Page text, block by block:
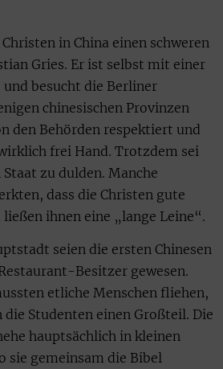
in China einen schweren
Gries. Er ist selbst mit einer
besucht die Berliner
chinesischen Provinzen
den Behörden respektiert und
frei Hand. Trotzdem sei
zu dulden. Manche
dass die Christen gute
ihnen eine „lange Leine“.
seien die ersten Chinesen
Besitzer gewesen.
etliche Menschen fliehen,
Studenten einen Großteil. Die
hauptsächlich in kleinen
sie gemeinsam die Bibel